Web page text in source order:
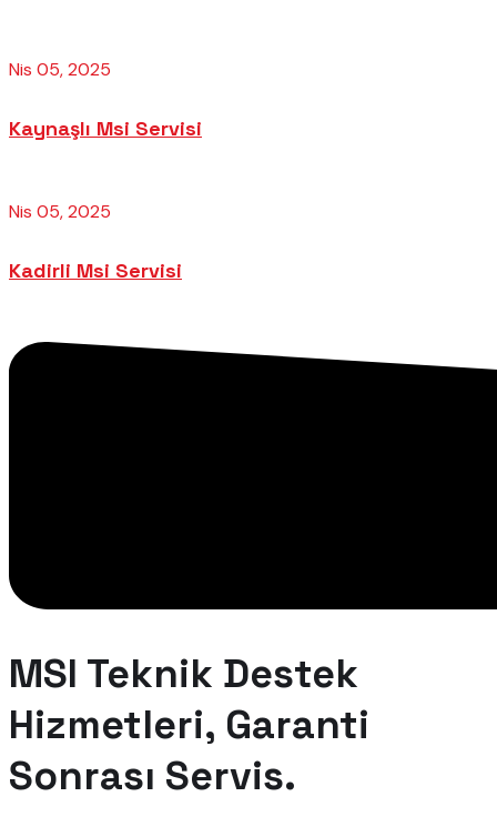
Nis 05, 2025
Kaynaşlı Msi Servisi
Nis 05, 2025
Kadirli Msi Servisi
MSI Teknik Destek
Hizmetleri, Garanti
Sonrası Servis.